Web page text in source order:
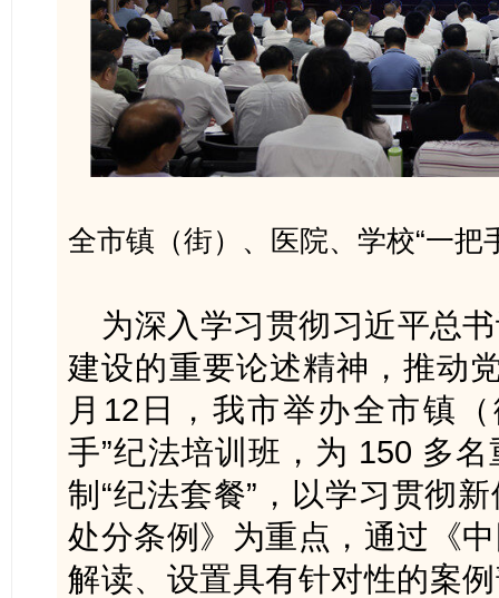
全市镇（街）、医院、学校“一把
为深入学习贯彻习近平总
建设的重要论述精神，推动
月12日，我市举办全市镇
手”纪法培训班，为 150 多
制“纪法套餐”，以学习贯彻
处分条例》为重点，通过《
解读、设置具有针对性的案